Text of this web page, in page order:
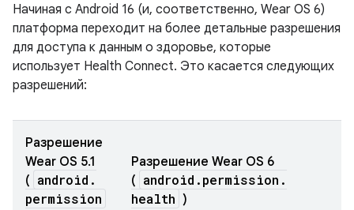
Начиная с Android 16 (и, соответственно, Wear OS 6)
платформа переходит на более детальные разрешения
для доступа к данным о здоровье, которые
использует Health Connect. Это касается следующих
разрешений:
Разрешение
Wear OS 5.1
( android .
permission
Разрешение Wear OS 6
( android .permission .
health )